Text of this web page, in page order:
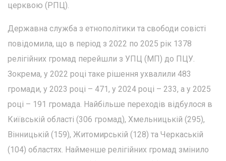
церквою (РПЦ).
Державна служба з етнополітики та свободи совісті
повідомила, що в період з 2022 по 2025 рік 1378
релігійних громад перейшли з УПЦ (МП) до ПЦУ.
Зокрема, у 2022 році таке рішення ухвалили 483
громади, у 2023 році – 471, у 2024 році – 233, а у 2025
році – 191 громада. Найбільше переходів відбулося в
Київській області (306 громад), Хмельницькій (295),
Вінницькій (159), Житомирській (128) та Черкаській
(104) областях. Найменше релігійних громад змінило